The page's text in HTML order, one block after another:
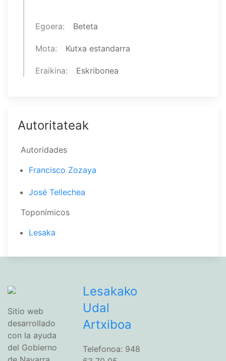
Egoera Beteta
Mota Kutxa estandarra
Eraikina Eskribonea
Autoritateak
Autoridades
Francisco Zozaya
José Tellechea
Toponímicos
Lesaka
Sitio web
desarrollado
con la ayuda
del Gobierno
Lesakako
Udal
Artxiboa
Telefonoa: 948